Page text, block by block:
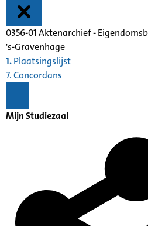
0356-01 Aktenarchief -
's-Gravenhage
1.Plaatsingslijst
7. Concordans
Mijn Studiezaal